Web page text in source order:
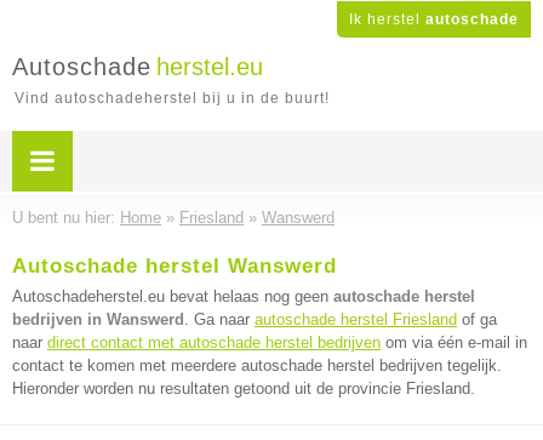
Ik herstel autoschade
Autoschade herstel.eu
Vind autoschadeherstel bij u in de buurt!
U bent nu hier: Home » Friesland » Wanswerd
Autoschade herstel Wanswerd
Autoschadeherstel.eu bevat helaas nog geen autoschade herstel
bedrijven in Wanswerd . Ga naar autoschade herstel Friesland of ga
naar direct contact met autoschade herstel bedrijven om via één e-mail in
contact te komen met meerdere autoschade herstel bedrijven tegelijk.
Hieronder worden nu resultaten getoond uit de provincie Friesland.